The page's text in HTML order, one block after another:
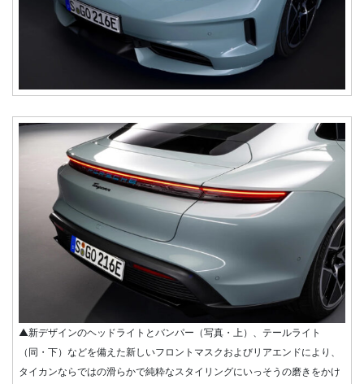
▲新デザインのヘッドライトとバンパー（写真・上）、テールライト
（同・下）などを備えた新しいフロントマスクおよびリアエンドにより、
タイカンならではの滑らかで純粋なスタイリングにいっそうの磨きをかけ